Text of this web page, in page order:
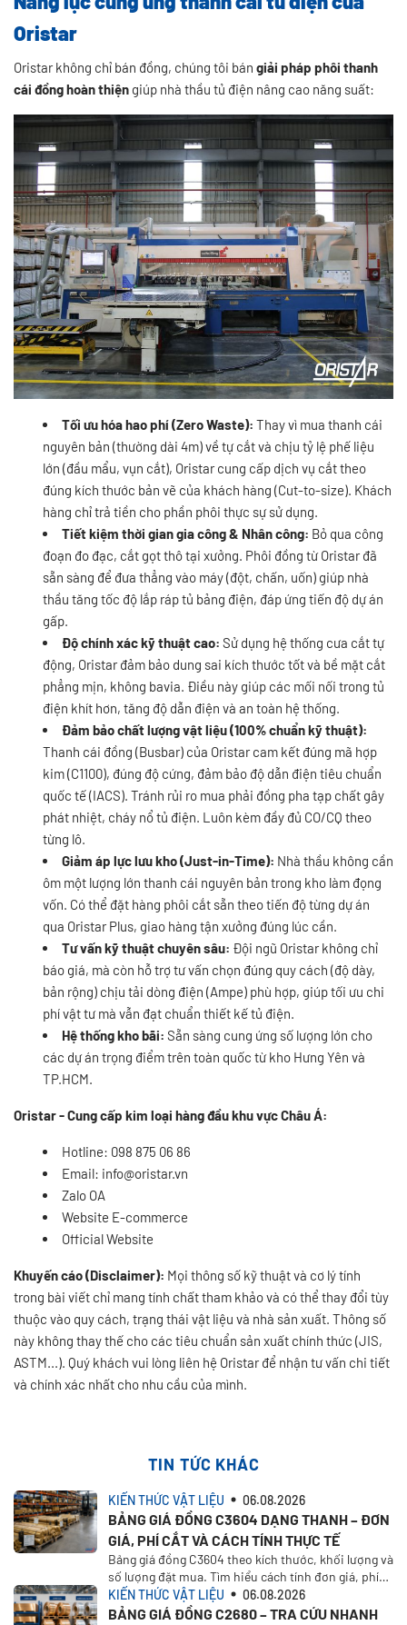
Oristar
Oristar không chỉ bán đồng, chúng tôi bán giải pháp phôi thanh
cái đồng hoàn thiện giúp nhà thầu tủ điện nâng cao năng suất:
Tối ưu hóa hao phí (Zero Waste): Thay vì mua thanh cái
nguyên bản (thường dài 4m) về tự cắt và chịu tỷ lệ phế liệu
lớn (đầu mẩu, vụn cắt), Oristar cung cấp dịch vụ cắt theo
đúng kích thước bản vẽ của khách hàng (Cut-to-size). Khách
hàng chỉ trả tiền cho phần phôi thực sự sử dụng.
Tiết kiệm thời gian gia công & Nhân công: Bỏ qua công
đoạn đo đạc, cắt gọt thô tại xưởng. Phôi đồng từ Oristar đã
sẵn sàng để đưa thẳng vào máy (đột, chấn, uốn) giúp nhà
thầu tăng tốc độ lắp ráp tủ bảng điện, đáp ứng tiến độ dự án
gấp.
Độ chính xác kỹ thuật cao: Sử dụng hệ thống cưa cắt tự
động, Oristar đảm bảo dung sai kích thước tốt và bề mặt cắt
phẳng mịn, không bavia. Điều này giúp các mối nối trong tủ
điện khít hơn, tăng độ dẫn điện và an toàn hệ thống.
Đảm bảo chất lượng vật liệu (100% chuẩn kỹ thuật):
Thanh cái đồng (Busbar) của Oristar cam kết đúng mã hợp
kim (C1100), đúng độ cứng, đảm bảo độ dẫn điện tiêu chuẩn
quốc tế (IACS). Tránh rủi ro mua phải đồng pha tạp chất gây
phát nhiệt, cháy nổ tủ điện. Luôn kèm đầy đủ CO/CQ theo
từng lô.
Giảm áp lực lưu kho (Just-in-Time): Nhà thầu không cần
ôm một lượng lớn thanh cái nguyên bản trong kho làm đọng
vốn. Có thể đặt hàng phôi cắt sẵn theo tiến độ từng dự án
qua Oristar Plus, giao hàng tận xưởng đúng lúc cần.
Tư vấn kỹ thuật chuyên sâu: Đội ngũ Oristar không chỉ
báo giá, mà còn hỗ trợ tư vấn chọn đúng quy cách (độ dày,
bản rộng) chịu tải dòng điện (Ampe) phù hợp, giúp tối ưu chi
phí vật tư mà vẫn đạt chuẩn thiết kế tủ điện.
Hệ thống kho bãi: Sẵn sàng cung ứng số lượng lớn cho
các dự án trọng điểm trên toàn quốc từ kho Hưng Yên và
TP.HCM.
Oristar - Cung cấp kim loại hàng đầu khu vực Châu Á:
Hotline: 098 875 06 86
Email: info@oristar.vn
Zalo OA
Website E-commerce
Official Website
Khuyến cáo (Disclaimer): Mọi thông số kỹ thuật và cơ lý tính
trong bài viết chỉ mang tính chất tham khảo và có thể thay đổi tùy
thuộc vào quy cách, trạng thái vật liệu và nhà sản xuất. Thông số
này không thay thế cho các tiêu chuẩn sản xuất chính thức (JIS,
ASTM...). Quý khách vui lòng liên hệ Oristar để nhận tư vấn chi tiết
và chính xác nhất cho nhu cầu của mình.
TIN TỨC KHÁC
KIẾN THỨC VẬT LIỆU 06.08.2026
BẢNG GIÁ ĐỒNG C3604 DẠNG THANH – ĐƠN
GIÁ, PHÍ CẮT VÀ CÁCH TÍNH THỰC TẾ
Bảng giá đồng C3604 theo kích thước, khối lượng và
số lượng đặt mua. Tìm hiểu cách tính đơn giá, phí
cắt, VAT, vận chuyển và nhận báo giá tại Oristar
KIẾN THỨC VẬT LIỆU 06.08.2026
BẢNG GIÁ ĐỒNG C2680 – TRA CỨU NHANH